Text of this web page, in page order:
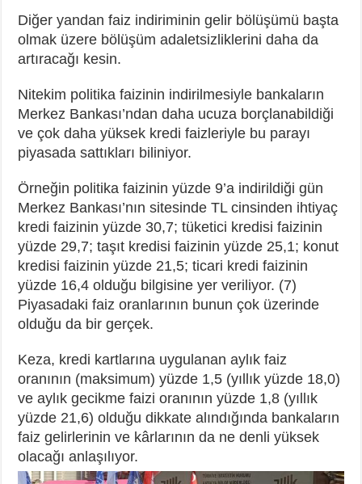
Diğer yandan faiz indiriminin gelir bölüşümü başta
olmak üzere bölüşüm adaletsizliklerini daha da
artıracağı kesin.
Nitekim politika faizinin indirilmesiyle bankaların
Merkez Bankası’ndan daha ucuza borçlanabildiği
ve çok daha yüksek kredi faizleriyle bu parayı
piyasada sattıkları biliniyor.
Örneğin politika faizinin yüzde 9’a indirildiği gün
Merkez Bankası’nın sitesinde TL cinsinden ihtiyaç
kredi faizinin yüzde 30,7; tüketici kredisi faizinin
yüzde 29,7; taşıt kredisi faizinin yüzde 25,1; konut
kredisi faizinin yüzde 21,5; ticari kredi faizinin
yüzde 16,4 olduğu bilgisine yer veriliyor. (7)
Piyasadaki faiz oranlarının bunun çok üzerinde
olduğu da bir gerçek.
Keza, kredi kartlarına uygulanan aylık faiz
oranının (maksimum) yüzde 1,5 (yıllık yüzde 18,0)
ve aylık gecikme faizi oranının yüzde 1,8 (yıllık
yüzde 21,6) olduğu dikkate alındığında bankaların
faiz gelirlerinin ve kârlarının da ne denli yüksek
olacağı anlaşılıyor.